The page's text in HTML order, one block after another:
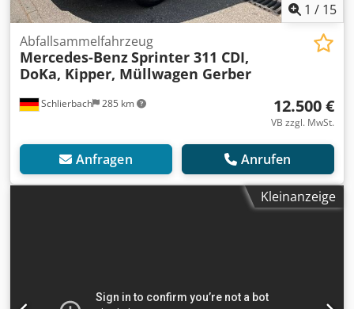
1 / 15
Schlierbach 285 km
Abfallsammelfahrzeug
Mercedes-BenzSprinter 311 CDI,
DoKa, Kipper, Müllwagen Gerber
12.500 €
VB zzgl. MwSt.
Anfragen Anrufen
Kleinanzeige